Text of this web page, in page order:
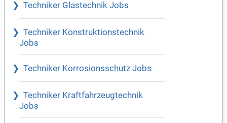
Techniker Glastechnik Jobs
Techniker Konstruktionstechnik
Jobs
Techniker Korrosionsschutz Jobs
Techniker Kraftfahrzeugtechnik
Jobs